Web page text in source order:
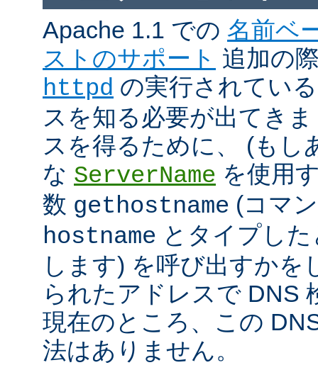
Apache 1.1 での 名前ベ
ストのサポート 追加の
httpd の実行されてい
スを知る必要が出てき
スを得るために、 (もし
な ServerName を使用
数 gethostname (コマ
hostname とタイプし
します) を呼び出すかを
られたアドレスで DNS
現在のところ、この
法はありません。